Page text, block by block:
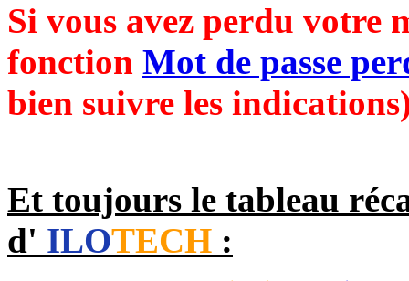
Si vous avez perdu votre
fonction Mot de passe
bien suivre les
Et toujours le tableau
d' ILOTECH :